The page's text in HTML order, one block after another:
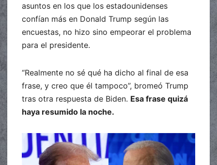
asuntos en los que los estadounidenses
confían más en Donald Trump según las
encuestas, no hizo sino empeorar el problema
para el presidente.
“Realmente no sé qué ha dicho al final de esa
frase, y creo que él tampoco”, bromeó Trump
tras otra respuesta de Biden. Esa frase quizá
haya resumido la noche.